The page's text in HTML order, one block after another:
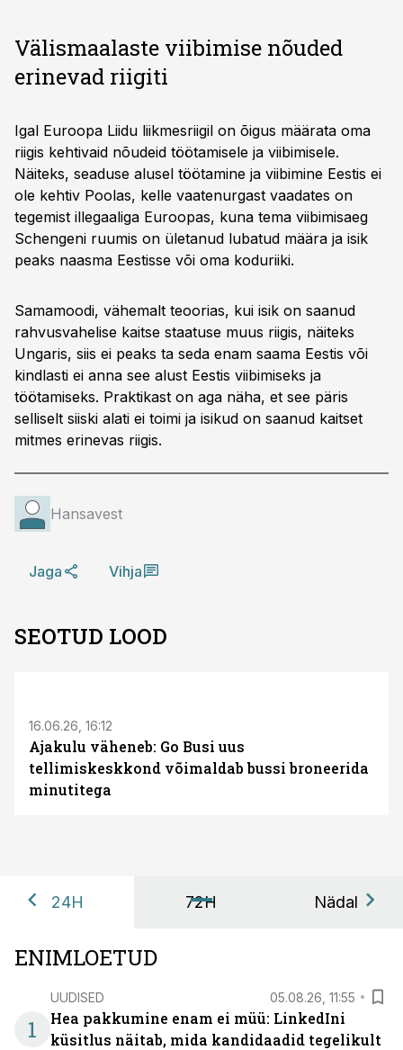
Välismaalaste viibimise nõuded
erinevad riigiti
Igal Euroopa Liidu liikmesriigil on õigus määrata oma
riigis kehtivaid nõudeid töötamisele ja viibimisele.
Näiteks, seaduse alusel töötamine ja viibimine Eestis ei
ole kehtiv Poolas, kelle vaatenurgast vaadates on
tegemist illegaaliga Euroopas, kuna tema viibimisaeg
Schengeni ruumis on ületanud lubatud määra ja isik
peaks naasma Eestisse või oma koduriiki.
Samamoodi, vähemalt teoorias, kui isik on saanud
rahvusvahelise kaitse staatuse muus riigis, näiteks
Ungaris, siis ei peaks ta seda enam saama Eestis või
kindlasti ei anna see alust Eestis viibimiseks ja
töötamiseks. Praktikast on aga näha, et see päris
selliselt siiski alati ei toimi ja isikud on saanud kaitset
mitmes erinevas riigis.
Hansavest
Jaga Vihja
SEOTUD LOOD
16.06.26, 16:12
Ajakulu väheneb: Go Busi uus
tellimiskeskkond võimaldab bussi broneerida
minutitega
24H 72H Nädal
ENIMLOETUD
1
UUDISED 05.08.26, 11:55
Hea pakkumine enam ei müü: LinkedIni
küsitlus näitab, mida kandidaadid tegelikult